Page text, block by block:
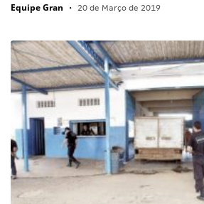
Equipe Gran • 20 de Março de 2019